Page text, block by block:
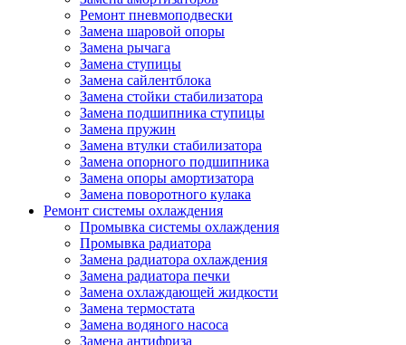
Ремонт пневмоподвески
Замена шаровой опоры
Замена рычага
Замена ступицы
Замена сайлентблока
Замена стойки стабилизатора
Замена подшипника ступицы
Замена пружин
Замена втулки стабилизатора
Замена опорного подшипника
Замена опоры амортизатора
Замена поворотного кулака
Ремонт системы охлаждения
Промывка системы охлаждения
Промывка радиатора
Замена радиатора охлаждения
Замена радиатора печки
Замена охлаждающей жидкости
Замена термостата
Замена водяного насоса
Замена антифриза